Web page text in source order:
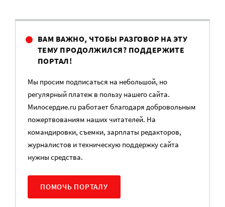
ВАМ ВАЖНО, ЧТОБЫ РАЗГОВОР НА ЭТУ
ТЕМУ ПРОДОЛЖИЛСЯ? ПОДДЕРЖИТЕ
ПОРТАЛ!
Мы просим подписаться на небольшой, но
регулярный платеж в пользу нашего сайта.
Милосердие.ru работает благодаря добровольным
пожертвованиям наших читателей. На
командировки, съемки, зарплаты редакторов,
журналистов и техническую поддержку сайта
нужны средства.
ПОМОЧЬ ПОРТАЛУ